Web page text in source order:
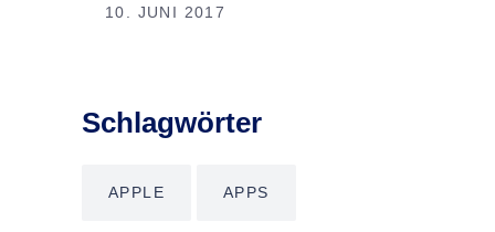
10. JUNI 2017
Schlagwörter
APPLE APPS